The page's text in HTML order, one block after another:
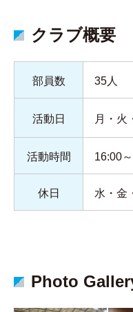
クラブ概要
部員数 35人
活動日 月・火
活動時間 16:00
休日 水・金
Photo